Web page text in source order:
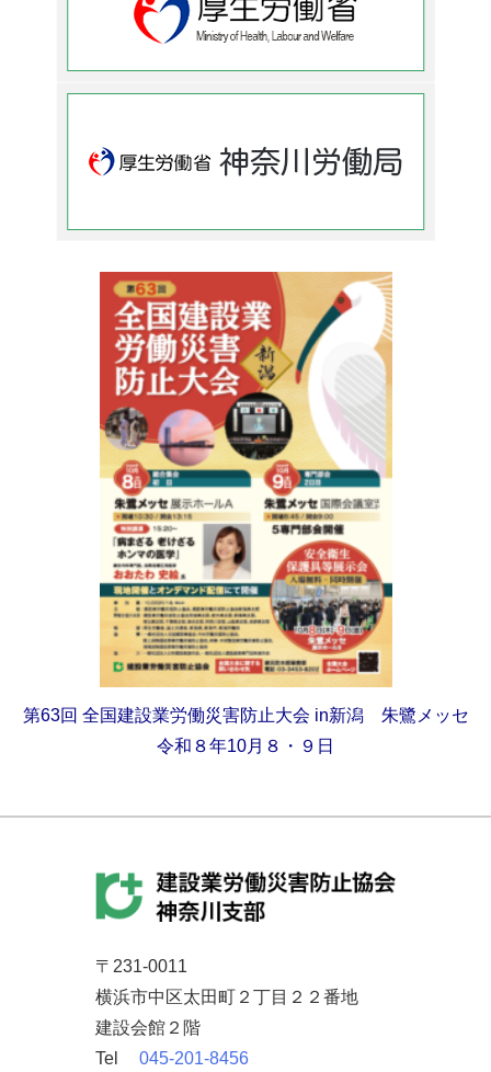
第63回 全国建設業労働災害防止大会 in新潟 朱鷺メッセ
令和８年10月８・９日
〒231-0011
横浜市中区太田町２丁目２２番地
建設会館２階
Tel
045-201-8456